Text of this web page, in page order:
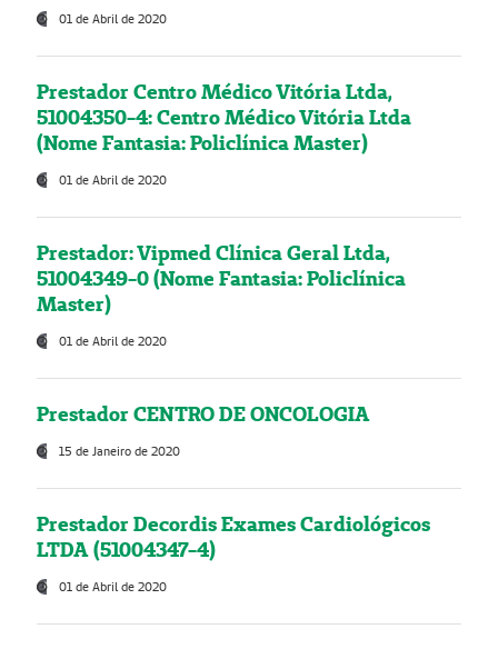
01 de Abril de 2020
Prestador Centro Médico Vitória Ltda,
51004350-4: Centro Médico Vitória Ltda
(Nome Fantasia: Policlínica Master)
01 de Abril de 2020
Prestador: Vipmed Clínica Geral Ltda,
51004349-0 (Nome Fantasia: Policlínica
Master)
01 de Abril de 2020
Prestador CENTRO DE ONCOLOGIA
15 de Janeiro de 2020
Prestador Decordis Exames Cardiológicos
LTDA (51004347-4)
01 de Abril de 2020